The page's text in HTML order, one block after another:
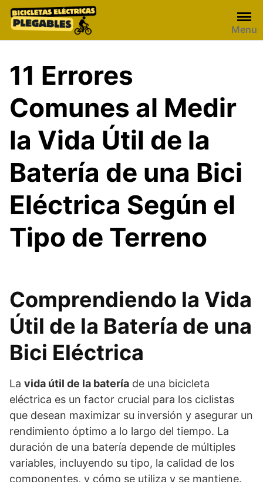
Skip
Menu
11 Errores
Comunes al Medir
la Vida Útil de la
Batería de una Bici
Eléctrica Según el
Tipo de Terreno
Comprendiendo la Vida
Útil de la Batería de una
Bici Eléctrica
La vida útil de la batería de una bicicleta
eléctrica es un factor crucial para los ciclistas
que desean maximizar su inversión y asegurar un
rendimiento óptimo a lo largo del tiempo. La
duración de una batería depende de múltiples
variables, incluyendo su tipo, la calidad de los
componentes, y cómo se utiliza y se mantiene.